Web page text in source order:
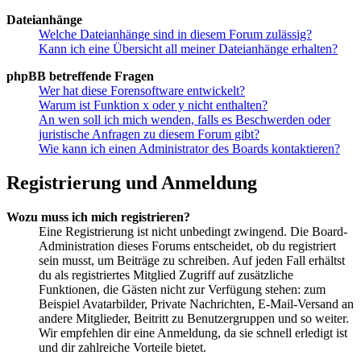
Dateianhänge
Welche Dateianhänge sind in diesem Forum zulässig?
Kann ich eine Übersicht all meiner Dateianhänge erhalten?
phpBB betreffende Fragen
Wer hat diese Forensoftware entwickelt?
Warum ist Funktion x oder y nicht enthalten?
An wen soll ich mich wenden, falls es Beschwerden oder
juristische Anfragen zu diesem Forum gibt?
Wie kann ich einen Administrator des Boards kontaktieren?
Registrierung und Anmeldung
Wozu muss ich mich registrieren?
Eine Registrierung ist nicht unbedingt zwingend. Die Board-
Administration dieses Forums entscheidet, ob du registriert
sein musst, um Beiträge zu schreiben. Auf jeden Fall erhältst
du als registriertes Mitglied Zugriff auf zusätzliche
Funktionen, die Gästen nicht zur Verfügung stehen: zum
Beispiel Avatarbilder, Private Nachrichten, E-Mail-Versand an
andere Mitglieder, Beitritt zu Benutzergruppen und so weiter.
Wir empfehlen dir eine Anmeldung, da sie schnell erledigt ist
und dir zahlreiche Vorteile bietet.